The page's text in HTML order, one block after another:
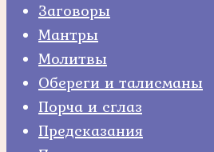
Заговоры
Мантры
Молитвы
Обереги и талисманы
Порча и сглаз
Предсказания